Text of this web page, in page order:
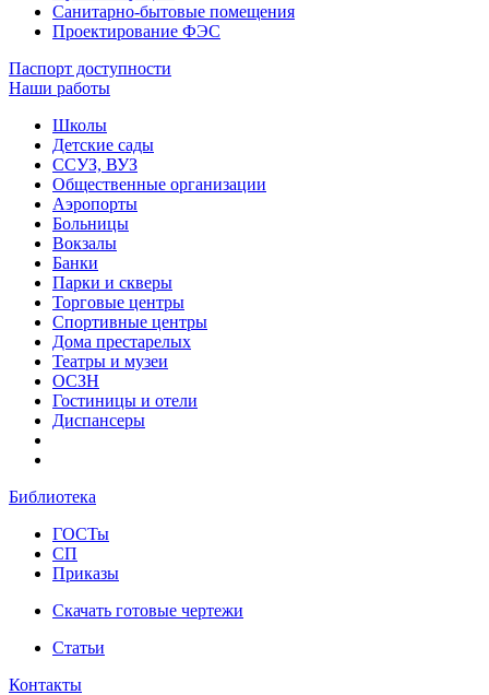
Санитарно-бытовые помещения
Проектирование ФЭС
Паспорт доступности
Наши работы
Школы
Детские сады
ССУЗ, ВУЗ
Общественные организации
Аэропорты
Больницы
Вокзалы
Банки
Парки и скверы
Торговые центры
Спортивные центры
Дома престарелых
Театры и музеи
ОСЗН
Гостиницы и отели
Диспансеры
Библиотека
ГОСТы
СП
Приказы
Скачать готовые чертежи
Статьи
Контакты